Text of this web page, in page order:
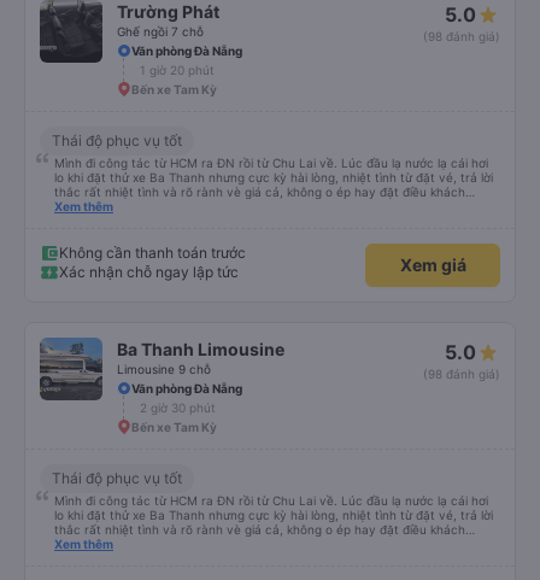
Trường Phát
Ghế ngồi 7 chỗ
5.0
(98 đánh giá)
Văn phòng Đà Nẵng
1 giờ 20 phút
Bến xe Tam Kỳ
Thái độ phục vụ tốt
Mình đi công tác từ HCM ra ĐN rồi từ Chu Lai về. Lúc đầu lạ nước lạ cái hơi
lo khi đặt thử xe Ba Thanh nhưng cực kỳ hài lòng, nhiệt tình từ đặt vé, trả lời
thắc rất nhiệt tình và rõ rành vè giá cả, không o ép hay đặt điều khách
hàng. Lần tới đi công tác chắc chắn tiếp tục dùng xe nhà này!
Xem thêm
Không cần thanh toán trước
Xác nhận chỗ ngay lập tức
Xem giá
Ba Thanh Limousine
Limousine 9 chỗ
5.0
(98 đánh giá)
Văn phòng Đà Nẵng
2 giờ 30 phút
Bến xe Tam Kỳ
Thái độ phục vụ tốt
Mình đi công tác từ HCM ra ĐN rồi từ Chu Lai về. Lúc đầu lạ nước lạ cái hơi
lo khi đặt thử xe Ba Thanh nhưng cực kỳ hài lòng, nhiệt tình từ đặt vé, trả lời
thắc rất nhiệt tình và rõ rành vè giá cả, không o ép hay đặt điều khách
hàng. Lần tới đi công tác chắc chắn tiếp tục dùng xe nhà này!
Xem thêm